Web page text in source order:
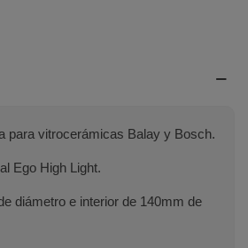
para vitrocerámicas Balay y Bosch.
Ego High Light.
diámetro e interior de 140mm de